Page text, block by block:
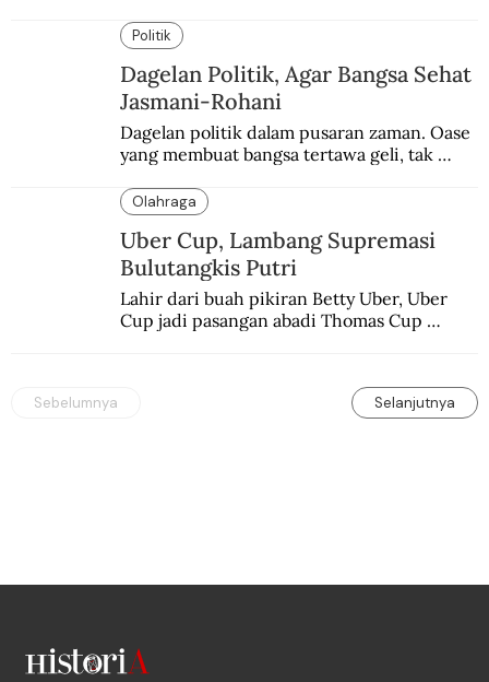
memblokade Rafah.
Politik
Dagelan Politik, Agar Bangsa Sehat
Jasmani-Rohani
Dagelan politik dalam pusaran zaman. Oase
yang membuat bangsa tertawa geli, tak
Olahraga
Uber Cup, Lambang Supremasi
Bulutangkis Putri
Lahir dari buah pikiran Betty Uber, Uber
Cup jadi pasangan abadi Thomas Cup
Sebelumnya Selanjutnya